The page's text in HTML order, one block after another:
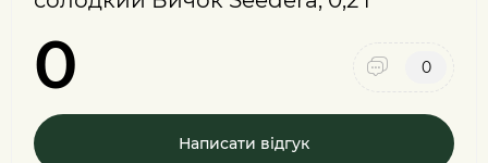
0 0
Написати відгук